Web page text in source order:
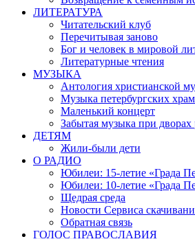
ЛИТЕРАТУРА
Читательский клуб
Перечитывая заново
Бог и человек в мировой
Литературные чтения
МУЗЫКА
Антология христианской
Музыка петербургских
Маленький концерт
Забытая музыка при
ДЕТЯМ
Жили-были дети
О РАДИО
Юбилеи: 15-летие «Града
Юбилеи: 10-летие «Града
Щедрая среда
Новости Сервиса
Обратная связь
ГОЛОС ПРАВОСЛАВИЯ